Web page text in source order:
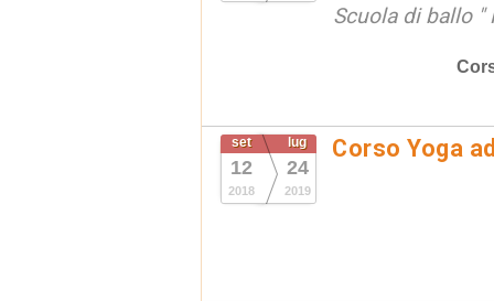
Scuola di ballo "
set
12
2018
lug
24
2019
Corso Yoga